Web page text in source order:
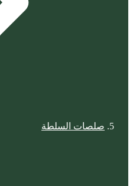
صلصات السلطة